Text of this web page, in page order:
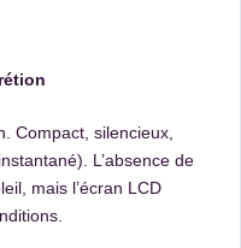
Compact, silencieux,
L’absence de
mais l’écran LCD